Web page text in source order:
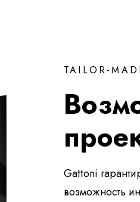
TAILOR-
Gattoni
возможность